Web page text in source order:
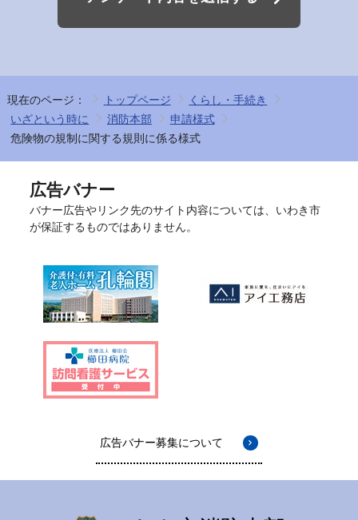
現在のページ： トップページ
くらし・手続き
いざという時に
消防本部
申請様式
危険物の規制に関する規則に係る様式
広告バナー
バナー広告やリンク先のサイト内容については、いわき市
が保証するものではありません。
広告バナー募集について